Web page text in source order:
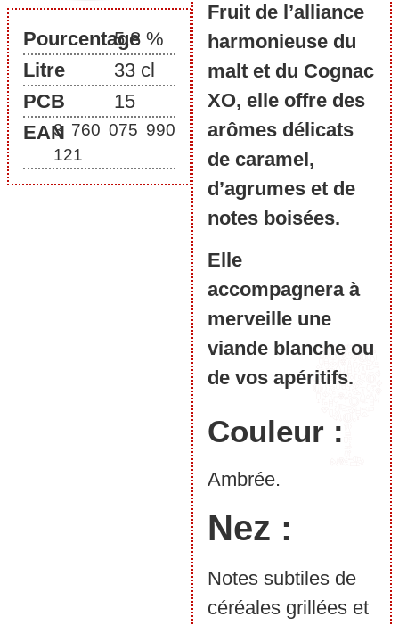
Pourcentage5,8 %
Litre
33 cl
PCB
15
EAN3 760 075 990
121
Fruit de l’alliance
harmonieuse du
malt et du Cognac
XO, elle offre des
arômes délicats
de caramel,
d’agrumes et de
notes boisées.
Elle
accompagnera à
merveille une
viande blanche ou
de vos apéritifs.
Couleur :
Ambrée.
Nez :
Notes subtiles de
céréales grillées et